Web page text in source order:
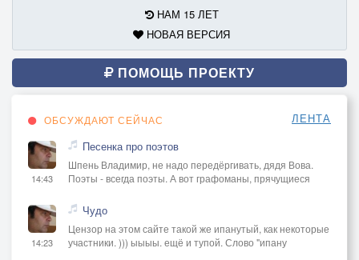
[Powerful Verse, Male Vocal]
Соль на губах, … в глазах … пеленА,
Но сердце стучит – … значит живы … пока.
а волны … стеной вокруг нас … встают,
нет, … океан … нас не сломал,
Мы сильнее его, чем… кажется нам,
Сквозь холод ночИ … далёкой земли,
мы будем плыть, … и мы … спасены.
[Anthemic Chorus, Dramatic Female Vocal]
НАМ 15 ЛЕТ
НОВАЯ ВЕРСИЯ
ПОМОЩЬ ПРОЕКТУ
ОБСУЖДАЮТ СЕЙЧАС ЛЕНТА
14:43
Песенка про поэтов
Шпень Владимир, не надо передёргивать, дядя Вова.
Поэты - всегда поэты. А вот графоманы, прячущиеся
14:23
Чудо
Цензор на этом сайте такой же ипанутый, как некоторые
участники. ))) ыыыы. ещё и тупой. Слово "ипану